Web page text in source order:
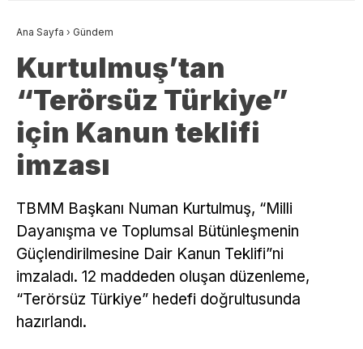
Ana Sayfa › Gündem
Kurtulmuş’tan
“Terörsüz Türkiye”
için Kanun teklifi
imzası
TBMM Başkanı Numan Kurtulmuş, “Milli
Dayanışma ve Toplumsal Bütünleşmenin
Güçlendirilmesine Dair Kanun Teklifi”ni
imzaladı. 12 maddeden oluşan düzenleme,
“Terörsüz Türkiye” hedefi doğrultusunda
hazırlandı.